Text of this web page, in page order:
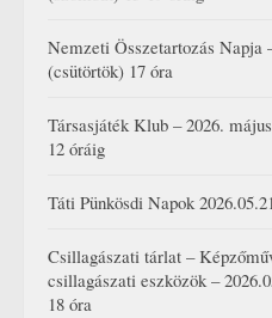
Nemzeti Összetartozás Napja
(csütörtök) 17 óra
Társasjáték Klub – 2026.
12 óráig
Táti Pünkösdi Napok
Csillagászati tárlat –
csillagászati eszközök –
18 óra